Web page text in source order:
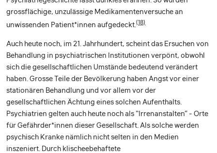
grossflächige, unzulässige Medikamentenversuche an
unwissenden Patient*innen aufgedeckt.(18)
Auch heute noch, im 21. Jahrhundert, scheint das Ersuchen von
Behandlung in psychiatrischen Institutionen verpönt, obwohl
sich die gesellschaftlichen Umstände bedeutend verändert
haben. Grosse Teile der Bevölkerung haben Angst vor einer
stationären Behandlung und vor allem vor der
gesellschaftlichen Ächtung eines solchen Aufenthalts.
Psychiatrien gelten auch heute noch als “Irrenanstalten” - Orte
für Gefährder*innen dieser Gesellschaft. Als solche werden
psychisch Kranke nämlich nicht selten in den Medien
inszeniert. Durch klischeebehaftete